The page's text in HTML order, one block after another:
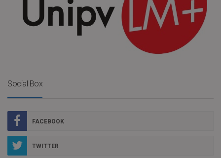
Social Box
FACEBOOK
TWITTER